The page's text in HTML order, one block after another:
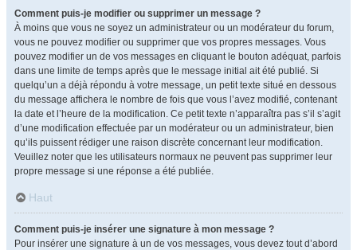
Comment puis-je modifier ou supprimer un message ?
À moins que vous ne soyez un administrateur ou un modérateur du forum,
vous ne pouvez modifier ou supprimer que vos propres messages. Vous
pouvez modifier un de vos messages en cliquant le bouton adéquat, parfois
dans une limite de temps après que le message initial ait été publié. Si
quelqu’un a déjà répondu à votre message, un petit texte situé en dessous
du message affichera le nombre de fois que vous l’avez modifié, contenant
la date et l’heure de la modification. Ce petit texte n’apparaîtra pas s’il s’agit
d’une modification effectuée par un modérateur ou un administrateur, bien
qu’ils puissent rédiger une raison discrète concernant leur modification.
Veuillez noter que les utilisateurs normaux ne peuvent pas supprimer leur
propre message si une réponse a été publiée.
Haut
Comment puis-je insérer une signature à mon message ?
Pour insérer une signature à un de vos messages, vous devez tout d’abord